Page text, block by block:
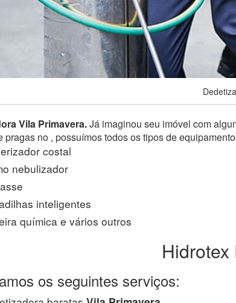
Vila Primavera.Já imaginou seu imóvel com
pragas no , possuímos todos os tipos de
costal
nebulizador
inteligentes
química e vários outros
os seguintes serviços: